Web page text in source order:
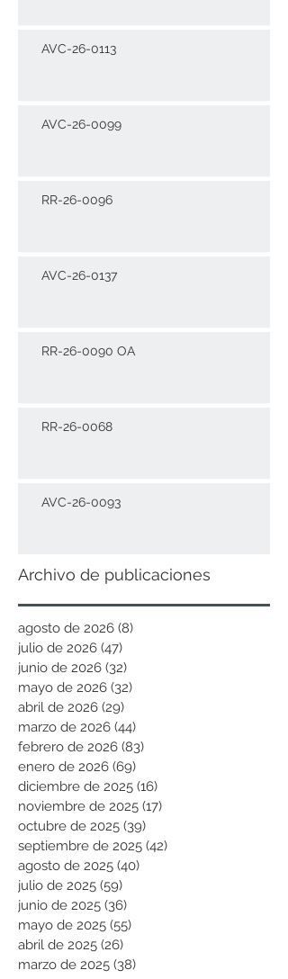
AVC-26-0113
AVC-26-0099
RR-26-0096
AVC-26-0137
RR-26-0090 OA
RR-26-0068
AVC-26-0093
Archivo de publicaciones
agosto de 2026 (8)
julio de 2026 (47)
junio de 2026 (32)
mayo de 2026 (32)
abril de 2026 (29)
marzo de 2026 (44)
febrero de 2026 (83)
enero de 2026 (69)
diciembre de 2025 (16)
noviembre de 2025 (17)
octubre de 2025 (39)
septiembre de 2025 (42)
agosto de 2025 (40)
julio de 2025 (59)
junio de 2025 (36)
mayo de 2025 (55)
abril de 2025 (26)
marzo de 2025 (38)